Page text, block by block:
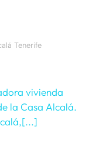
Tenerife
vivienda
la Casa Alcalá.